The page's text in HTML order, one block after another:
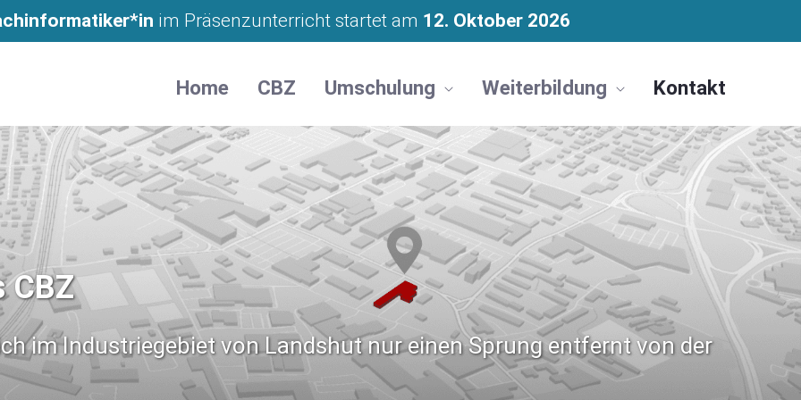
im Präsenzunterricht startet am 12. Oktober 2026
Home CBZ Umschulung Weiterbildung Kontakt
CBZ
im Industriegebiet von Landshut nur einen Sprung entfernt von der